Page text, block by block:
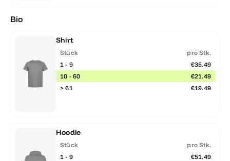
Bio
Shirt
Stück
pro Stk.
1 - 9
€35.49
10 - 60
€21.49
> 61
€19.49
Hoodie
Stück
pro Stk.
1 - 9
€51.49